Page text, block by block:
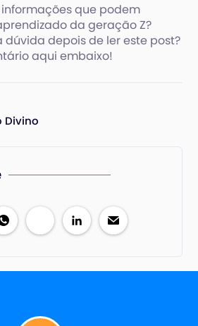
que podem
da geração Z?
dúvida depois de ler este post?
aqui embaixo!
Divino